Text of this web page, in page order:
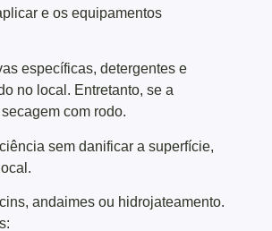
e os equipamentos
específicas, detergentes e
no local. Entretanto, se a
com rodo.
sem danificar a superfície,
andaimes ou hidrojateamento.